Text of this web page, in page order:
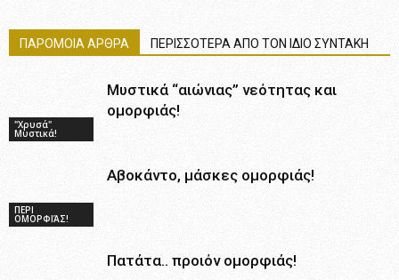
ΠΑΡΟΜΟΙΑ ΑΡΘΡΑ ΠΕΡΙΣΣΟΤΕΡΑ ΑΠΟ ΤΟΝ ΙΔΙΟ ΣΥΝΤΑΚΗ
"Χρυσά"
Μυστικά!
Μυστικά “αιώνιας” νεότητας και
ομορφιάς!
ΠΕΡΙ
ΟΜΟΡΦΙΆΣ!
Αβοκάντο, μάσκες ομορφιάς!
Πατάτα.. προιόν ομορφιάς!